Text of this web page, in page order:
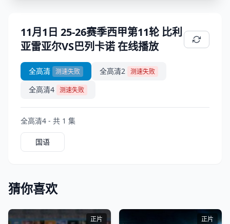
11月1日 25-26赛季西甲第11轮 比利
亚雷亚尔VS巴列卡诺 在线播放
全高清 测速失败 全高清2 测速失败
全高清4 测速失败
全高清4 - 共 1 集
国语
猜你喜欢
正片 正片